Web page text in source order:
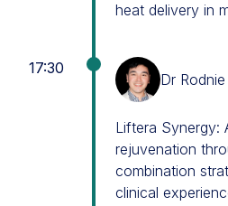
heat delivery in
17:30
Dr
Liftera Synergy:
rejuvenation
combination
clinical